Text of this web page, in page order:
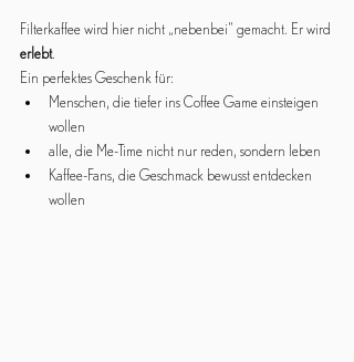
Filterkaffee wird hier nicht „nebenbei“ gemacht. Er wird
erlebt.
Ein perfektes Geschenk für:
Menschen, die tiefer ins Coffee Game einsteigen
wollen
alle, die Me-Time nicht nur reden, sondern leben
Kaffee-Fans, die Geschmack bewusst entdecken
wollen